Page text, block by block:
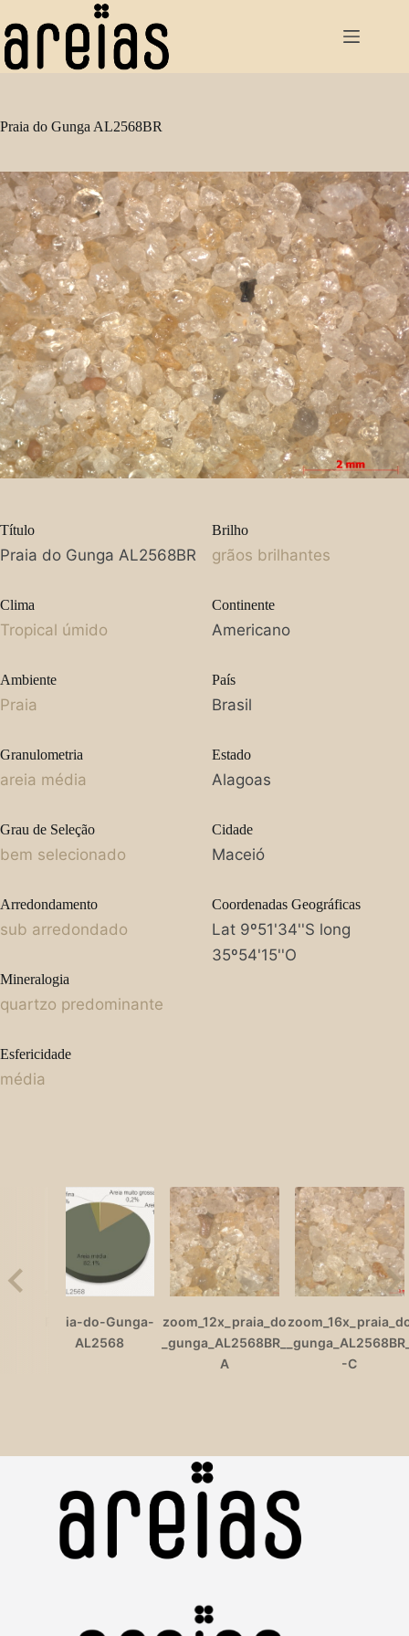
para
o
conteúdo
Praia do Gunga AL2568BR
Praia-do-Gunga-
AL2568
zoom_12x_praia_do
_gunga_AL2568BR_
A
-C
Título
Praia do Gunga AL2568BR
Clima
Tropical úmido
Ambiente
Praia
Granulometria
areia média
Grau de Seleção
bem selecionado
Arredondamento
sub arredondado
Mineralogia
quartzo predominante
Esfericidade
média
Brilho
grãos brilhantes
Continente
Americano
País
Brasil
Estado
Alagoas
Cidade
Maceió
Coordenadas Geográficas
Lat 9º51'34''S long
35º54'15''O